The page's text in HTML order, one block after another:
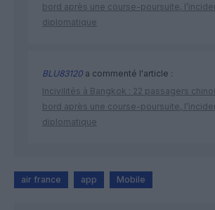
bord après une course-poursuite,
diplomatique
BLU83120 a commenté l'article :
Incivilités à Bangkok : 22 passagers
bord après une course-poursuite,
diplomatique
air france app Mobile